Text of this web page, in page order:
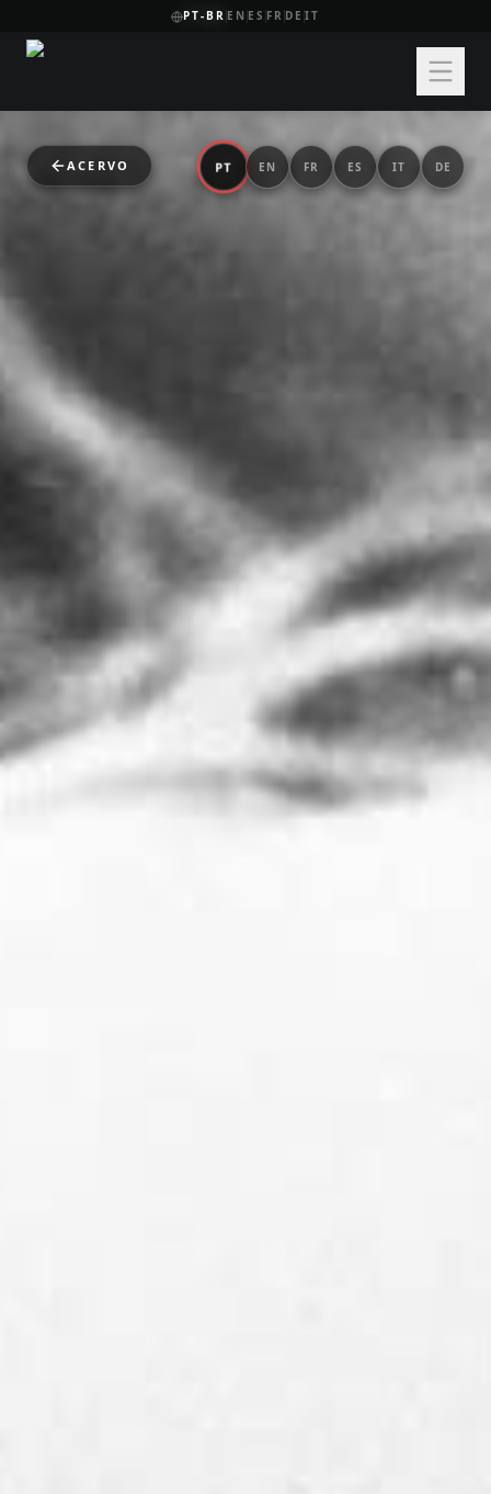
PT-BR EN ES FR DE IT
ACERVO PT EN FR ES IT DE